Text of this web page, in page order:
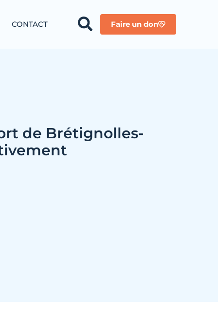
CONTACT Faire un don
de Brétignolles-